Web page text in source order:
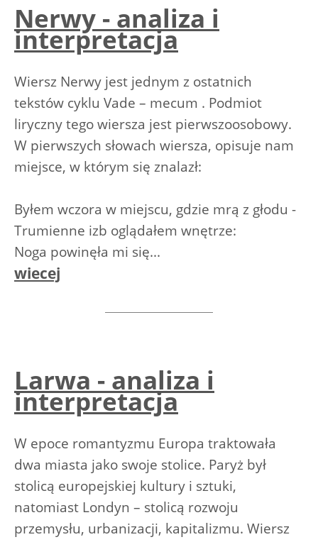
Nerwy - analiza i
interpretacja
Wiersz Nerwy jest jednym z ostatnich
tekstów cyklu Vade – mecum . Podmiot
liryczny tego wiersza jest pierwszoosobowy.
W pierwszych słowach wiersza, opisuje nam
miejsce, w którym się znalazł:
Byłem wczora w miejscu, gdzie mrą z głodu -
Trumienne izb oglądałem wnętrze:
Noga powinęła mi się...
wiecej
Larwa - analiza i
interpretacja
W epoce romantyzmu Europa traktowała
dwa miasta jako swoje stolice. Paryż był
stolicą europejskiej kultury i sztuki,
natomiast Londyn – stolicą rozwoju
przemysłu, urbanizacji, kapitalizmu. Wiersz